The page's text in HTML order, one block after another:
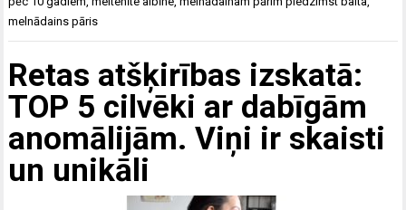
melnādains pāris
Retas atšķirības izskatā:
TOP 5 cilvēki ar dabīgām
anomālijām. Viņi ir skaisti
un unikāli